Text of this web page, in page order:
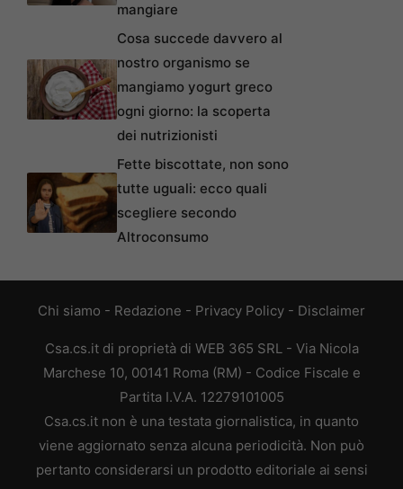
mangiare
Cosa succede davvero al
nostro organismo se
mangiamo yogurt greco
ogni giorno: la scoperta
dei nutrizionisti
Fette biscottate, non sono
tutte uguali: ecco quali
scegliere secondo
Altroconsumo
Chi siamo - Redazione - Privacy Policy - Disclaimer
Csa.cs.it di proprietà di WEB 365 SRL - Via Nicola
Marchese 10, 00141 Roma (RM) - Codice Fiscale e
Partita I.V.A. 12279101005
Csa.cs.it non è una testata giornalistica, in quanto
viene aggiornato senza alcuna periodicità. Non può
pertanto considerarsi un prodotto editoriale ai sensi